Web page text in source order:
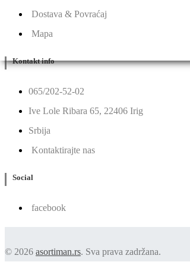
Dostava & Povraćaj
Mapa
Kontakt info
065/202-52-02
Ive Lole Ribara 65, 22406 Irig
Srbija
Kontaktirajte nas
Social
facebook
© 2026 asortiman.rs. Sva prava zadržana.